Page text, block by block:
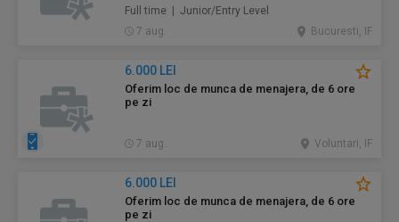
Full time | Junior/Entry Level
7 aug.
Bucuresti, IF
6.000 LEI
Oferim loc de munca de menajera, de 6 ore
pe zi
7 aug. Voluntari, IF
6.000 LEI
Oferim loc de munca de menajera, de 6 ore
pe zi